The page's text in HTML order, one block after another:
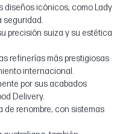
diseños icónicos, como Lady
seguridad.
precisión suiza y su estética
refinerías más prestigiosas
internacional.
por sus acabados
Delivery.
de renombre, con sistemas